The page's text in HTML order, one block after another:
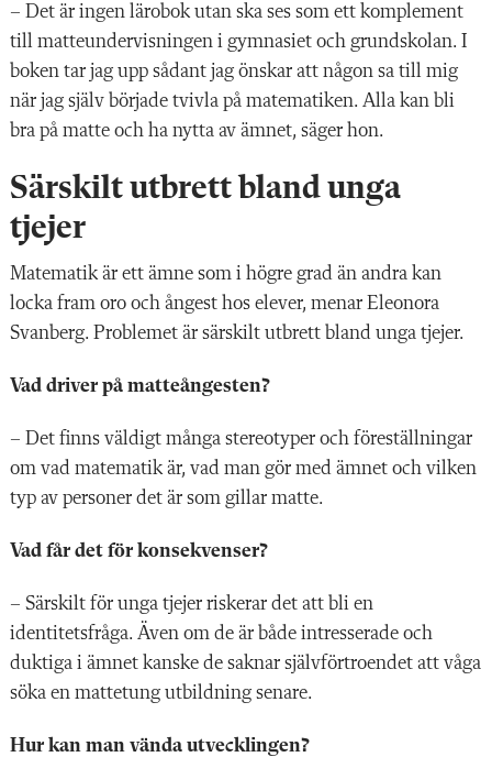
– Det är ingen lärobok utan ska ses som ett komplement
till matteundervisningen i gymnasiet och grundskolan. I
boken tar jag upp sådant jag önskar att någon sa till mig
när jag själv började tvivla på matematiken. Alla kan bli
bra på matte och ha nytta av ämnet, säger hon.
Särskilt utbrett bland unga
tjejer
Matematik är ett ämne som i högre grad än andra kan
locka fram oro och ångest hos elever, menar Eleonora
Svanberg. Problemet är särskilt utbrett bland unga tjejer.
Vad driver på matteångesten?
– Det finns väldigt många stereotyper och föreställningar
om vad matematik är, vad man gör med ämnet och vilken
typ av personer det är som gillar matte.
Vad får det för konsekvenser?
– Särskilt för unga tjejer riskerar det att bli en
identitetsfråga. Även om de är både intresserade och
duktiga i ämnet kanske de saknar självförtroendet att våga
söka en mattetung utbildning senare.
Hur kan man vända utvecklingen?